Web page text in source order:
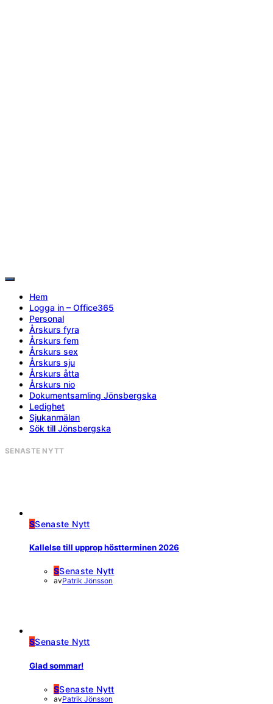
Hem
Logga in – Office365
Personal
Årskurs fyra
Årskurs fem
Årskurs sex
Årskurs sju
Årskurs åtta
Årskurs nio
Dokumentsamling Jönsbergska
Ledighet
Sjukanmälan
Sök till Jönsbergska
SENASTE NYTT
SSenaste Nytt
Kallelse till upprop höstterminen 2026
SSenaste Nytt
avPatrik Jönsson
SSenaste Nytt
Glad sommar!
SSenaste Nytt
avPatrik Jönsson